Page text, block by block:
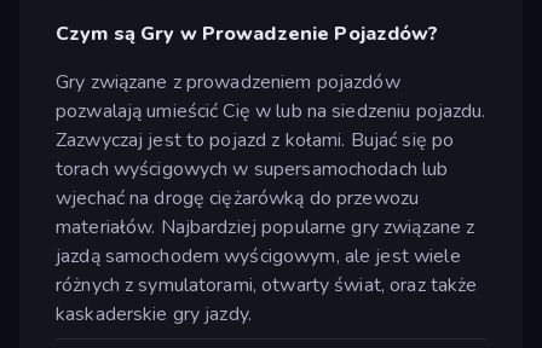
Czym są Gry w Prowadzenie Pojazdów?
Gry związane z prowadzeniem pojazdów
pozwalają umieścić Cię w lub na siedzeniu pojazdu.
Zazwyczaj jest to pojazd z kołami. Bujać się po
torach wyścigowych w supersamochodach lub
wjechać na drogę ciężarówką do przewozu
materiałów. Najbardziej popularne gry związane z
jazdą samochodem wyścigowym, ale jest wiele
różnych z symulatorami, otwarty świat, oraz także
kaskaderskie gry jazdy.